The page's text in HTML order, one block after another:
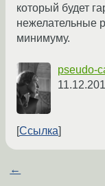
который будет
нежелательные
минимуму.
pseudo-
Ссылка
←